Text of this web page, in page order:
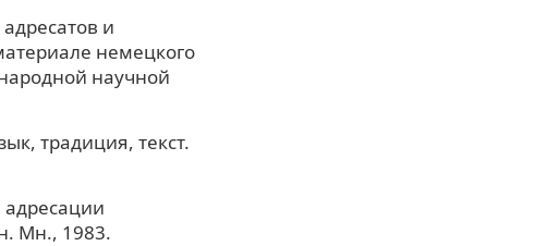
и
немецкого
научной
традиция, текст.
адресации
Мн., 1983.